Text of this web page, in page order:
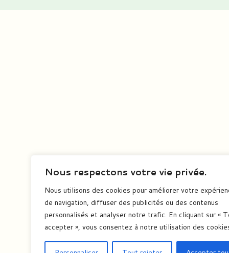
Nous respectons votre vie privée.
Nous utilisons des cookies pour améliorer votre
de navigation, diffuser des publicités ou des contenus
personnalisés et analyser notre trafic. En cliquant sur «
accepter », vous consentez à notre utilisation des